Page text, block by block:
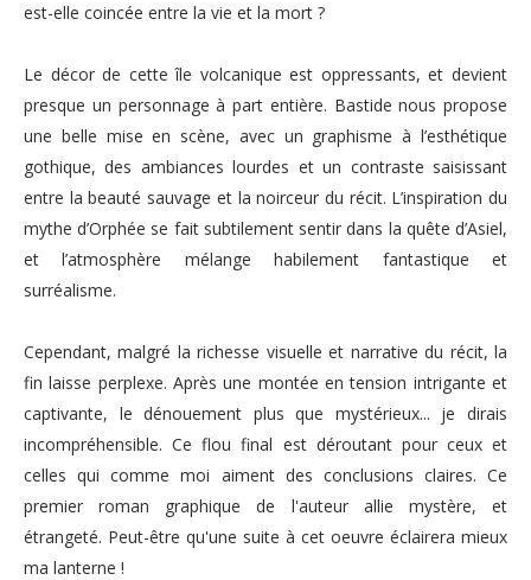
est-elle coincée entre la vie et la mort ?
Le décor de cette île volcanique est oppressants, et devient
presque un personnage à part entière. Bastide nous propose
une belle mise en scène, avec un graphisme à l’esthétique
gothique, des ambiances lourdes et un contraste saisissant
entre la beauté sauvage et la noirceur du récit. L’inspiration du
mythe d’Orphée se fait subtilement sentir dans la quête d’Asiel,
et l’atmosphère mélange habilement fantastique et
surréalisme.
Cependant, malgré la richesse visuelle et narrative du récit, la
fin laisse perplexe. Après une montée en tension intrigante et
captivante, le dénouement plus que mystérieux... je dirais
incompréhensible. Ce flou final est déroutant pour ceux et
celles qui comme moi aiment des conclusions claires. Ce
premier roman graphique de l'auteur allie mystère, et
étrangeté. Peut-être qu'une suite à cet oeuvre éclairera mieux
ma lanterne !